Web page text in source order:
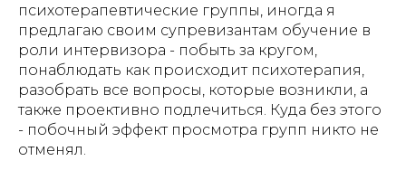
психотерапевтические группы, иногда я
предлагаю своим супревизантам обучение в
роли интервизора - побыть за кругом,
понаблюдать как происходит психотерапия,
разобрать все вопросы, которые возникли, а
также проективно подлечиться. Куда без этого
- побочный эффект просмотра групп никто не
отменял.